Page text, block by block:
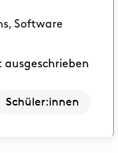
Software
Schüler:innen